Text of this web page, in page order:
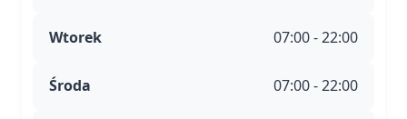
Wtorek 07:00 - 22:00
Środa 07:00 - 22:00